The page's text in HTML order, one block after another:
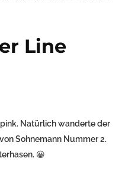
Line
Natürlich wanderte der
Sohnemann Nummer 2.
😀